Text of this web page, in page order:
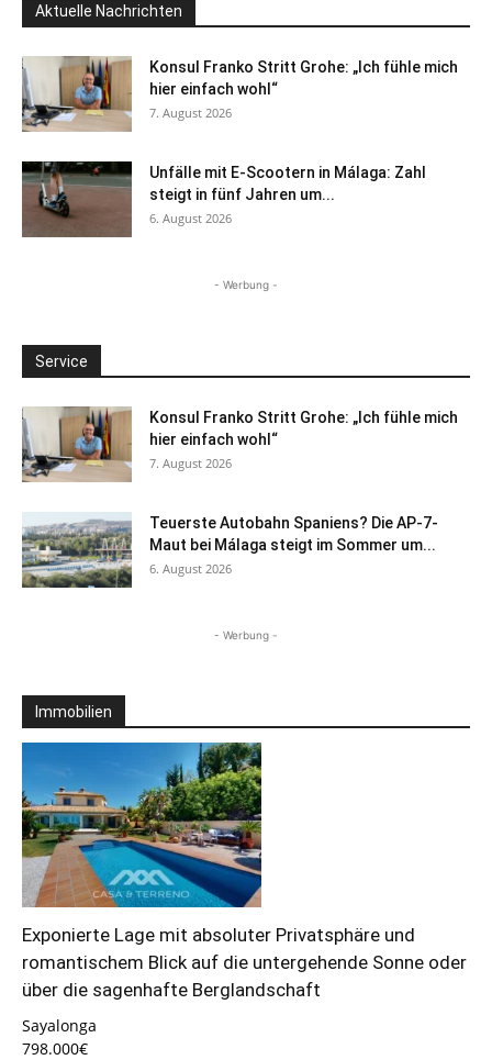
Aktuelle Nachrichten
Konsul Franko Stritt Grohe: „Ich fühle mich
hier einfach wohl“
7. August 2026
Unfälle mit E-Scootern in Málaga: Zahl
steigt in fünf Jahren um...
6. August 2026
- Werbung -
Service
Konsul Franko Stritt Grohe: „Ich fühle mich
hier einfach wohl“
7. August 2026
Teuerste Autobahn Spaniens? Die AP-7-
Maut bei Málaga steigt im Sommer um...
6. August 2026
- Werbung -
Immobilien
Exponierte Lage mit absoluter Privatsphäre und
romantischem Blick auf die untergehende Sonne oder
über die sagenhafte Berglandschaft
Sayalonga
798.000€